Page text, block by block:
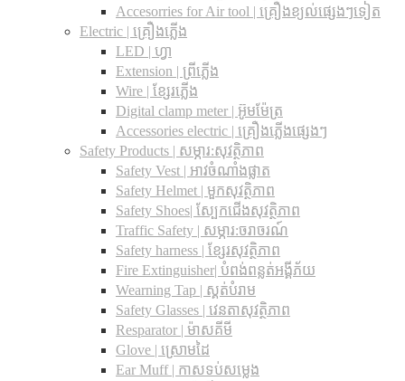
Accesorries for Air tool | គ្រឿងខ្យល់ផ្សេងៗទៀត
Electric | គ្រឿងភ្លើង
LED | ហ្វា
Extension | ព្រីភ្លើង
Wire | ខ្សែរភ្លើង
Digital clamp meter | អ៊ូមម៉ែត្រ
Accessories electric | គ្រឿងភ្លើងផ្សេងៗ
Safety Products | សម្ភារ:សុវត្ថិភាព
Safety Vest | អាវចំណាំងផ្លាត
Safety Helmet | មួកសុវត្ថិភាព
Safety Shoes| ស្បែកជើងសុវត្ថិភាព
Traffic Safety​ | សម្ភារ:ចរាចរណ៍
Safety harness | ខ្សែរសុវត្ថិភាព
Fire Extinguisher| បំពង់ពន្លត់អង្គីភ័យ
Wearning Tap | ស្គត់បំរាម
Safety Glasses | វេនតាសុវត្ថិភាព
Resparator | ម៉ាសគីមី
Glove | ស្រោមដៃ
Ear Muff | កាសទប់សម្លេង